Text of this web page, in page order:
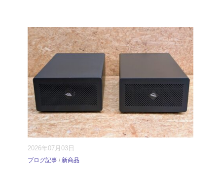
2026年07月03日
ブログ記事 / 新商品